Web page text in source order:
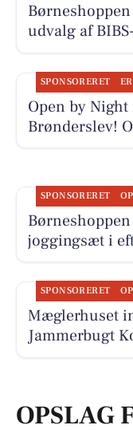
udvalg af
SPONSORERET
Open by
Brønderslev!
SPONSORERET
joggingsæt i
SPONSORERET
Mæglerhuset
Jammerbugt
OPSLAG